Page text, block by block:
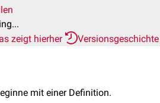
zeigt hierher
Versionsgeschichte
mit einer Definition.